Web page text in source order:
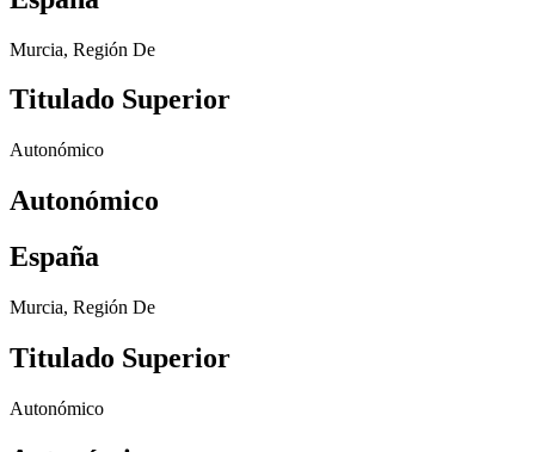
Murcia, Región De
Titulado Superior
Autonómico
Autonómico
España
Murcia, Región De
Titulado Superior
Autonómico